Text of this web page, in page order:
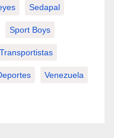
Sedapal
Sport Boys
Transportistas
Venezuela